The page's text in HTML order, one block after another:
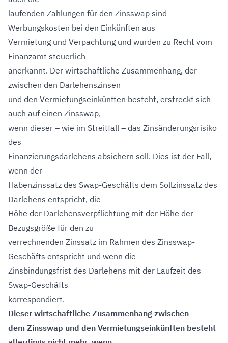
laufenden Zahlungen für den Zinsswap sind
Werbungskosten bei den Einkünften aus
Vermietung und Verpachtung und wurden zu Recht vom
Finanzamt steuerlich
anerkannt. Der wirtschaftliche Zusammenhang, der
zwischen den Darlehenszinsen
und den Vermietungseinkünften besteht, erstreckt sich
auch auf einen Zinsswap,
wenn dieser – wie im Streitfall – das Zinsänderungsrisiko
des
Finanzierungsdarlehens absichern soll. Dies ist der Fall,
wenn der
Habenzinssatz des Swap-Geschäfts dem Sollzinssatz des
Darlehens entspricht, die
Höhe der Darlehensverpflichtung mit der Höhe der
Bezugsgröße für den zu
verrechnenden Zinssatz im Rahmen des Zinsswap-
Geschäfts entspricht und wenn die
Zinsbindungsfrist des Darlehens mit der Laufzeit des
Swap-Geschäfts
korrespondiert.
Dieser wirtschaftliche Zusammenhang zwischen
dem Zinsswap und den Vermietungseinkünften besteht